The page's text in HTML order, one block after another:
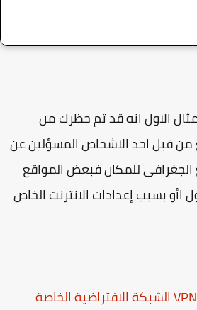
الاول انه قد تم حظرك من
قبل احد الاشخاص المسؤلين عن
للمكان فبعض المواقع
بسبب إعدادات الانترنت الخاص